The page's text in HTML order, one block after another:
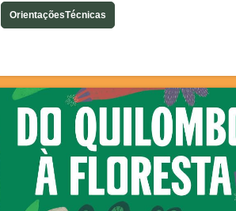
OrientaçõesTécnicas